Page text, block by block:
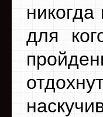
для